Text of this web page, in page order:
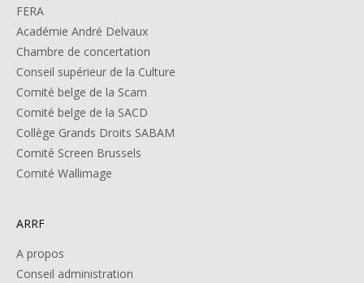
FERA
Académie André Delvaux
Chambre de concertation
Conseil supérieur de la Culture
Comité belge de la Scam
Comité belge de la SACD
Collège Grands Droits SABAM
Comité Screen Brussels
Comité Wallimage
ARRF
A propos
Conseil administration